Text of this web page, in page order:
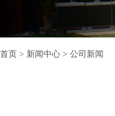
首页 > 新闻中心 > 公司新闻